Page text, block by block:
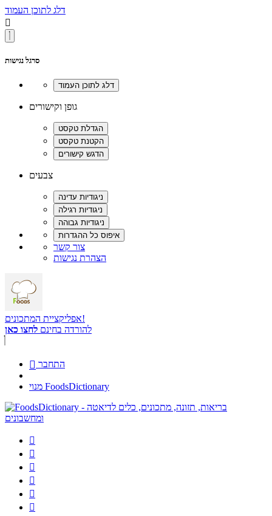
דלג לתוכן העמוד

סרגל נגישות
גופן וקישורים
צבעים
צור קשר
הצהרת נגישות
אפליקציית המתכונים!
להורדה בחינם לחצו כאן
 התחבר
מנוי FoodsDictionary





